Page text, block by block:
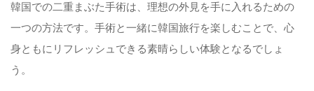
韓国での二重まぶた手術は、理想の外見を手に入れるための
一つの方法です。手術と一緒に韓国旅行を楽しむことで、心
身ともにリフレッシュできる素晴らしい体験となるでしょ
う。